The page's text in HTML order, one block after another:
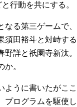
行動を共にする。
なる第三ゲームで
須田裕斗と対峙す
野詳と祇園寺新汰
。
ように書いたがこ
プログラムを駆使